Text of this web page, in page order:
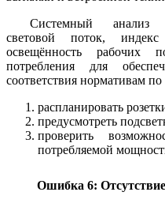
Системный анализ
световой поток, индекс
освещённость рабочих
потребления для
соответствия нормативам
распланировать
предусмотреть
проверить
потребляемой
Ошибка 6: